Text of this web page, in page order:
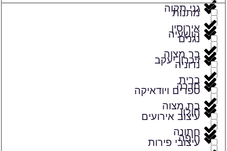
מתנות
נגנים
נדוניה
ספרים ויודאיקה
עיצוב אירועים
עיצובי פירות
גני תקוה
הושעיה
זיכרון יעקב
חדרה
חולון
חיפה
אירוסין
בר מצוה
ברית
בת מצוה
חתונה